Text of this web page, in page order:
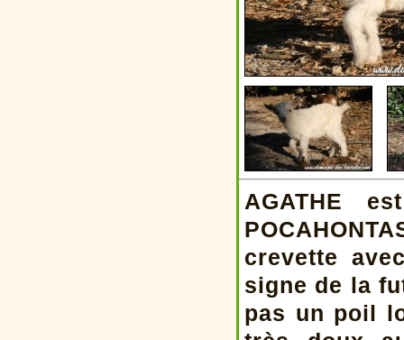
AGATHE
crevette
signe de la
pas un poil